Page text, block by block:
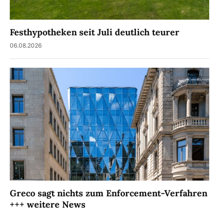
Festhypotheken seit Juli deutlich teurer
06.08.2026
Greco sagt nichts zum Enforcement-Verfahren
+++ weitere News